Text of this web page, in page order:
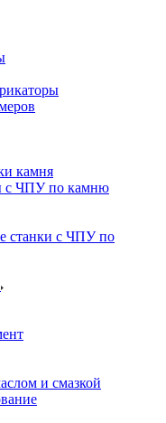
камня
с ЧПУ по камню
станки с ЧПУ по
и смазкой